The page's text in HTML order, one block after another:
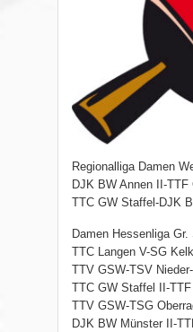
Regionalliga Damen
DJK BW Annen II-TTF
TTC GW Staffel-DJK
Damen Hessenliga Gr.
TTC Langen V-SG
TTV GSW-TSV
TTC GW Staffel II-TTF
TTV GSW-TSG
DJK BW Münster II-